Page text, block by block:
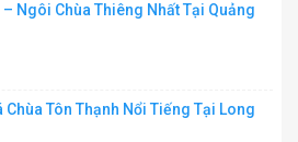
– Ngôi Chùa Thiêng Nhất Tại Quảng
Chùa Tôn Thạnh Nổi Tiếng Tại Long